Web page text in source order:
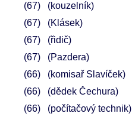
67
(kouzelník)
67
(Klásek)
67
(řidič)
67
(Pazdera)
66
(komisař Slavíček)
66
(dědek Čechura)
66
(počítačový technik)